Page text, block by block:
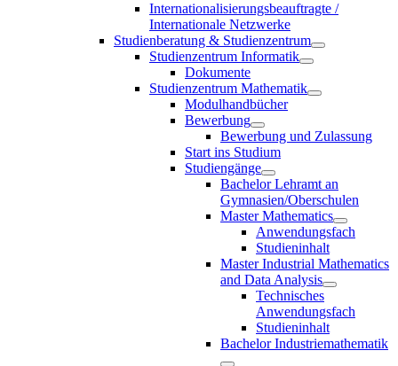
Internationalisierungsbeauftragte /
Internationale Netzwerke
Studienberatung & Studienzentrum
Studienzentrum Informatik
Dokumente
Studienzentrum Mathematik
Modulhandbücher
Bewerbung
Bewerbung und Zulassung
Start ins Studium
Studiengänge
Bachelor Lehramt an
Gymnasien/Oberschulen
Master Mathematics
Anwendungsfach
Studieninhalt
Master Industrial Mathematics
and Data Analysis
Technisches
Anwendungsfach
Studieninhalt
Bachelor Industriemathematik